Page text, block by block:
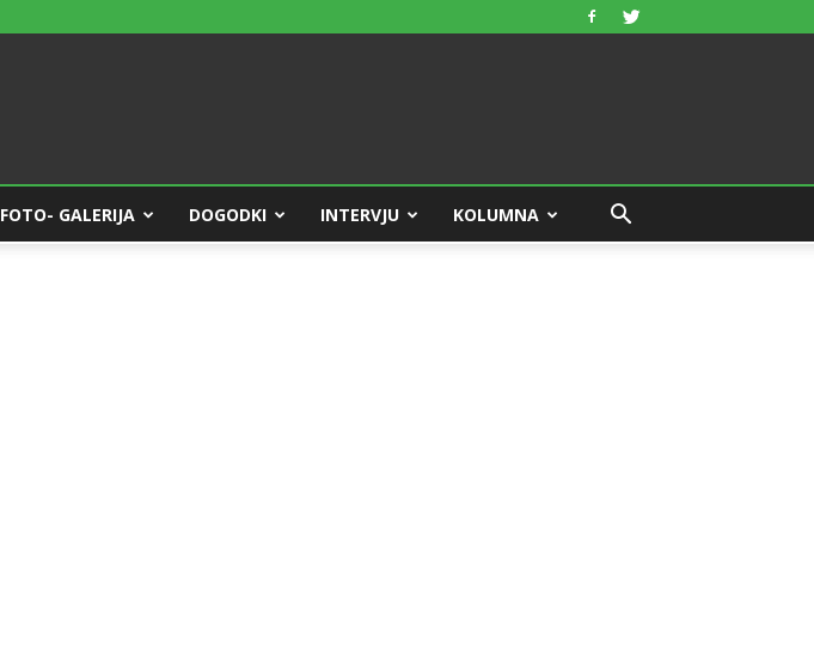
FOTO- GALERIJA DOGODKI INTERVJU KOLUMNA